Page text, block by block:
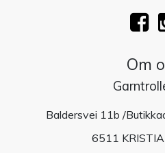
Om
Baldersvei 11b /
6511